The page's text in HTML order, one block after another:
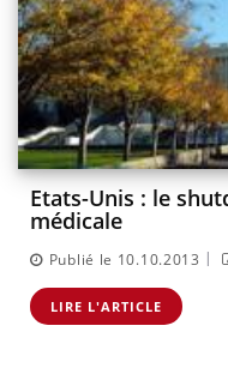
Etats-Unis : le
médicale
Publié le 10.10.2013 |
LIRE L'ARTICLE